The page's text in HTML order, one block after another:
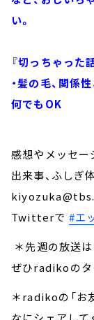
い。
『切っちゃった
・髪の毛、関係
何でもOK
感想やメッセー
出来事、ふしぎ
Twitterで #エ
＊先週の放送は
ぜひradikoのタ
＊radikoの「お